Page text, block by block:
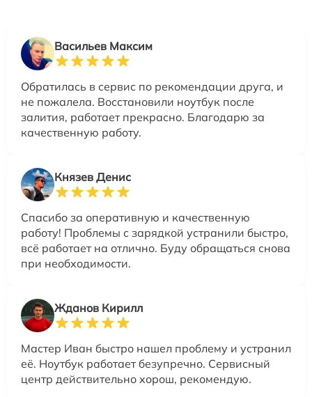
Васильев Максим
Обратилась в сервис по рекомендации друга, и
не пожалела. Восстановили ноутбук после
залития, работает прекрасно. Благодарю за
качественную работу.
Князев Денис
Спасибо за оперативную и качественную
работу! Проблемы с зарядкой устранили быстро,
всё работает на отлично. Буду обращаться снова
при необходимости.
Жданов Кирилл
Мастер Иван быстро нашел проблему и устранил
её. Ноутбук работает безупречно. Сервисный
центр действительно хорош, рекомендую.